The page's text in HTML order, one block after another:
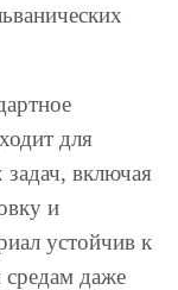
для
включая
и
устойчив к
даже